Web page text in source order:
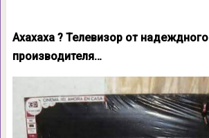
Ахахаха ? Телевизор от надеждного
производителя…